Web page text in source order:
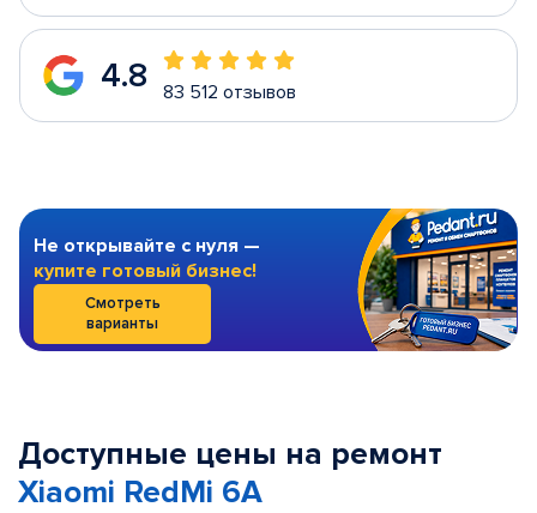
4.8 83 512 отзывов
Не открывайте с нуля —
купите готовый бизнес!
Смотреть
варианты
Доступные цены на ремонт
Xiaomi RedMi 6A